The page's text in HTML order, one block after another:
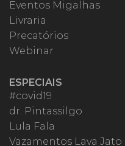
Eventos Migalhas
Livraria
Precatórios
Webinar
ESPECIAIS
#covid19
dr. Pintassilgo
Lula Fala
Vazamentos Lava Jato